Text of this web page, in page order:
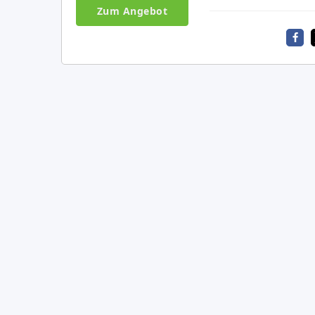
Zum Angebot